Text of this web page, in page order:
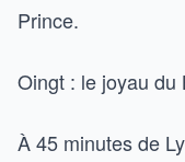
Prince.
Oingt : le joyau du
À 45 minutes de